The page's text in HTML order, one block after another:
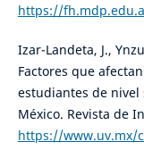
https://
Izar-Landeta, J.,
Factores que
estudiantes de nivel
México. Revista de
https://www.uv.mx/